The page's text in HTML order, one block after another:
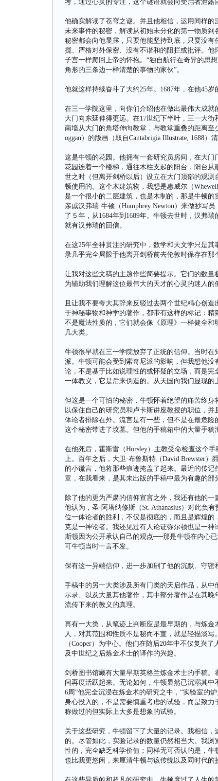
考，通过心灵的专注，这个谜语就会向受启者泄露
他确实解读了苍穹之谜。并且他相信，运用同样
未来事件的秘密，解读从初始未分化的第一物质
秘密都会向他显露，只要他能坚持到底，只要没
搅、严格对外保密、没有不谐和的阻拦或批评。
子宫一样爬回上帝的怀抱。“独自航行在奇异的思
角形的三条边一样清楚的事物的家伙”。
他就这样持续奋斗了大约25年。1687年，在他45
在三一学院这里，向你们介绍他在做出最伟大成
大门向东延伸得更远。在17世纪下半叶，三一大
南墙从大门的角塔伸向教堂，与教堂重叠的距离
oggan）的版画（取自Cantabrigia Illustrate, 1688）
这是牛顿的花园。他拥有一套研究员房间，在大
花园连着一个楼梯，通往木柱支起的阳台，阳台
世之时（但离开剑桥以后）设立在大门顶部的观测
顿使用的。这个木建筑物，我想是惠威尔（
是一个很小的二层建筑，也是木制的，那是牛顿
亲戚汉弗瑞·牛顿（Humphrey Newton）来做抄写
了５年，从1684年到1689年。牛顿去世时，汉弗
就有汉弗瑞的回信。
在这25年全神贯注的研究中，数学和天文学只是
录几乎完全局限于他离开剑桥前去伦敦时保存在那
让我对这些文稿的主题作些简要提示。它们的数
为辅助我们理解这位最伟大的天才的心灵的迷人
且让我不要夸大其辞来反驳过去两个世纪精心创
于神秘事物和神学的著作，都带有这样的标记：
不是魔法性质的，它们就会像《原理》一样健全
几大类。
牛顿很早就在三一学院放弃了正统的信仰。当时
派。牛顿可能会受到索奇尼派的影响，但我想他
论，不是基于比如说理性的或怀疑的立场，而是
一体教义，它是后来伪造的。从天国向我们显现的
但这是一个可怕的秘密，牛顿怀着绝望的痛苦终
以保住自己的研究员和卢卡斯讲座教授的职位，
体论者排除在外。流言是有一些，但不是在最危
这个秘密带进了坟墓。但他的手稿箱中的大量手稿
在他死后，霍斯雷（Horsley）主教受命检查这个
上。百年之后，大卫·布鲁斯特（David Brewster
的小谎言，他将那些痕迹掩盖了起来。最近的传
章，在我看来，是其未出版的手稿中最为有趣的部
除了他的更为严肃的信仰宣言之外，我还有他的
他认为，圣·阿塔纳修斯（St. Athanasius）对此负
位一体论者的胜利，不仅是彻底的，而且是辉煌
克是一神论者。我还见过有人论证弥尔顿也是一
斯顿因为公开承认自己的观点──那是牛顿在内心
可牛顿当时一言不发。
保有这一异端信仰，进一步加剧了他的沉默、守密
手稿中的另一大类涉及所有门类的天启作品，从
示录、以及大量其他著作，其中部分著作是在其
流传下来的教义的真理。
再有一大类，从笔迹上判断应是最早期的，与炼
人，对其范围和性质不是秘而不宣，就是轻描淡
（Cooper）为中心。他们在随后20年中不仅复兴
及中世纪之后炼金术士的译作的兴趣。
剑桥图书馆藏有大量早期英格兰炼金术士的手稿。
间再度活跃起来。无论如何，牛顿显然已沉溺其
6周”他完全沉浸在炼金术的研究之中，“实验室的
身心投入的，不是需要慎重考虑的试验，而是致
称做过的但实际上大多是想象的试验。
关于这些研究，牛顿留下了大量的记录。我相信
的。尽管如此，实验记录的数量仍然相当大。我
性的，完全缺乏科学价值；同样无可否认的是，
也比我更悠闲，来厘清牛顿与该传统以及同时代